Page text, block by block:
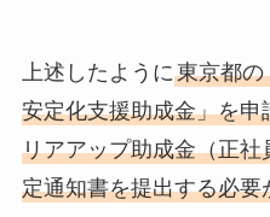
上述したように東京都の
安定化支援助成金」を
リアアップ助成金（正
定通知書を提出する必要